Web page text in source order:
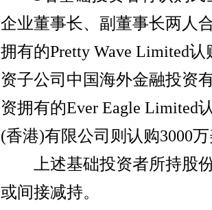
企业董事长、副董事长两人
拥有的Pretty Wave Limited
资子公司中国海外金融投资
资拥有的Ever Eagle Limited
(香港)有限公司则认购3000
上述基础投资者所持股份
或间接减持。